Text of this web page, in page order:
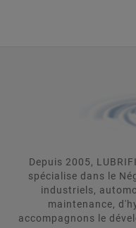
Depuis 2005,
spécialise dans le
industriels,
maintenance,
accompagnons le